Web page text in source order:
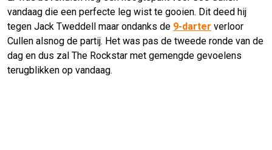
vandaag die een perfecte leg wist te gooien. Dit deed hij
tegen Jack Tweddell maar ondanks de 9-darter verloor
Cullen alsnog de partij. Het was pas de tweede ronde van de
dag en dus zal The Rockstar met gemengde gevoelens
terugblikken op vandaag.